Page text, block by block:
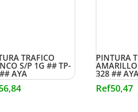
TRAFICO
S/P 1G ## TP-
AYA
PINTURA
328 ##
Ref50,47